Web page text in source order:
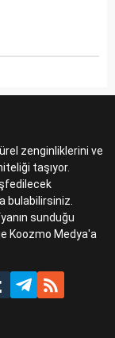
zenginliklerini ve
taşıyor.
bulabilirsiniz.
sunduğu
Koozmo Medya'a